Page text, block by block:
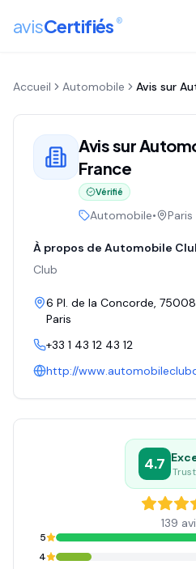
avisCertifiés ®
Accueil Automobile Avis sur
Avis sur
France
Vérifié
Automobile• Paris
À propos de Automobile
Club
6 Pl. de la Concorde, 75008
Paris
+33 1 43 12 43 12
http://
4.7
139
5
4